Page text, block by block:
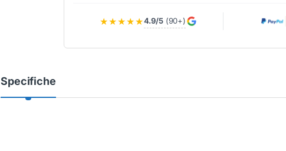
★★★★★4.9/5(90+)
Specifiche